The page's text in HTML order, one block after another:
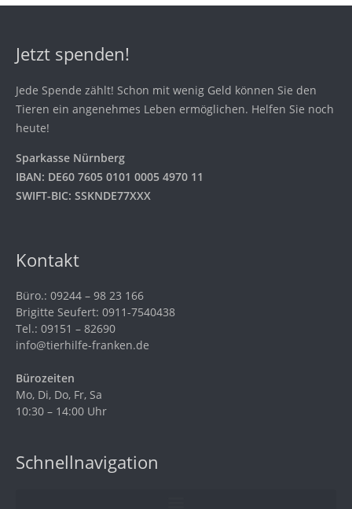
Jetzt spenden!
Jede Spende zählt! Schon mit wenig Geld können Sie den
Tieren ein angenehmes Leben ermöglichen. Helfen Sie noch
heute!
Sparkasse Nürnberg
IBAN: DE60 7605 0101 0005 4970 11
SWIFT-BIC: SSKNDE77XXX
Kontakt
Büro.: 09244 – 98 23 166
Brigitte Seufert: 0911-7540438
Tel.: 09151 – 82690
info@tierhilfe-franken.de
Bürozeiten
Mo, Di, Do, Fr, Sa
10:30 – 14:00 Uhr
Schnellnavigation